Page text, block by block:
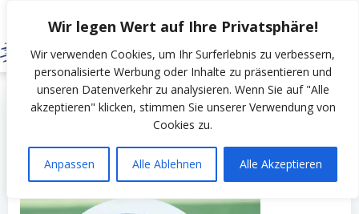
Wir legen Wert auf Ihre Privatsphäre!
Wir verwenden Cookies, um Ihr Surferlebnis zu verbessern,
personalisierte Werbung oder Inhalte zu präsentieren und
unseren Datenverkehr zu analysieren. Wenn Sie auf "Alle
akzeptieren" klicken, stimmen Sie unserer Verwendung von
Cookies zu.
Anpassen Alle Ablehnen Alle Akzeptieren
Inhalt
springen
bySSV Erfurt Nord on Mai 19, 2022